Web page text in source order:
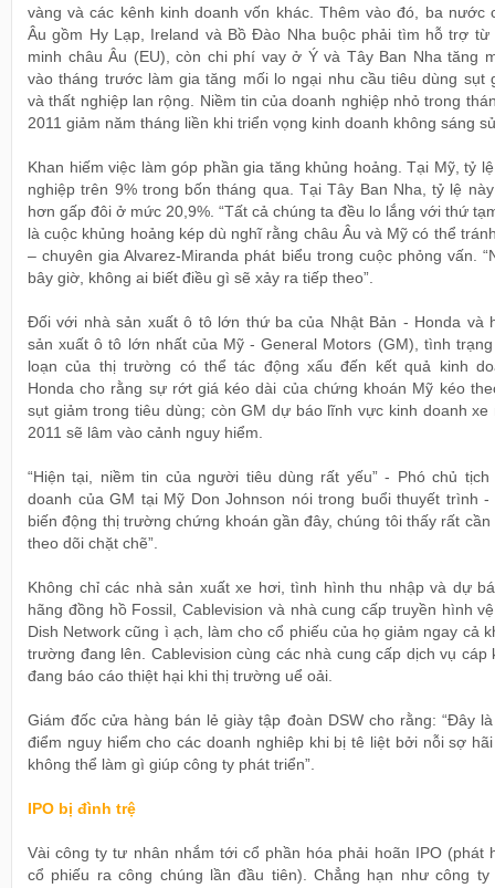
vàng và các kênh kinh doanh vốn khác. Thêm vào đó, ba nước
Âu gồm Hy Lạp, Ireland và Bồ Đào Nha buộc phải tìm hỗ trợ từ
minh châu Âu (EU), còn chi phí vay ở Ý và Tây Ban Nha tăng
vào tháng trước làm gia tăng mối lo ngại nhu cầu tiêu dùng sụt
và thất nghiệp lan rộng. Niềm tin của doanh nghiệp nhỏ trong
2011 giảm năm tháng liền khi triển vọng kinh doanh không sáng
Khan hiếm việc làm góp phần gia tăng khủng hoảng. Tại Mỹ, tỷ
nghiệp trên 9% trong bốn tháng qua. Tại Tây Ban Nha, tỷ lệ
hơn gấp đôi ở mức 20,9%. “Tất cả chúng ta đều lo lắng với thứ
là cuộc khủng hoảng kép dù nghĩ rằng châu Âu và Mỹ có thể
– chuyên gia Alvarez-Miranda phát biểu trong cuộc phỏng vấn.
bây giờ, không ai biết điều gì sẽ xảy ra tiếp theo”.
Đối với nhà sản xuất ô tô lớn thứ ba của Nhật Bản - Honda và
sản xuất ô tô lớn nhất của Mỹ - General Motors (GM), tình
loạn của thị trường có thể tác động xấu đến kết quả kinh
Honda cho rằng sự rớt giá kéo dài của chứng khoán Mỹ kéo
sụt giảm trong tiêu dùng; còn GM dự báo lĩnh vực kinh doanh xe
2011 sẽ lâm vào cảnh nguy hiểm.
“Hiện tại, niềm tin của người tiêu dùng rất yếu” - Phó chủ tịch
doanh của GM tại Mỹ Don Johnson nói trong buổi thuyết trình -
biến động thị trường chứng khoán gần đây, chúng tôi thấy rất cần
theo dõi chặt chẽ”.
Không chỉ các nhà sản xuất xe hơi, tình hình thu nhập và dự
hãng đồng hồ Fossil, Cablevision và nhà cung cấp truyền hình
Dish Network cũng ì ạch, làm cho cổ phiếu của họ giảm ngay cả
trường đang lên. Cablevision cùng các nhà cung cấp dịch vụ cáp
đang báo cáo thiệt hại khi thị trường uể oải.
Giám đốc cửa hàng bán lẻ giày tập đoàn DSW cho rằng: “Đây
điểm nguy hiểm cho các doanh nghiêp khi bị tê liệt bởi nỗi sợ
không thể làm gì giúp công ty phát triển”.
IPO bị đình trệ
Vài công ty tư nhân nhắm tới cổ phần hóa phải hoãn IPO (phát
cổ phiếu ra công chúng lần đầu tiên). Chẳng hạn như công ty